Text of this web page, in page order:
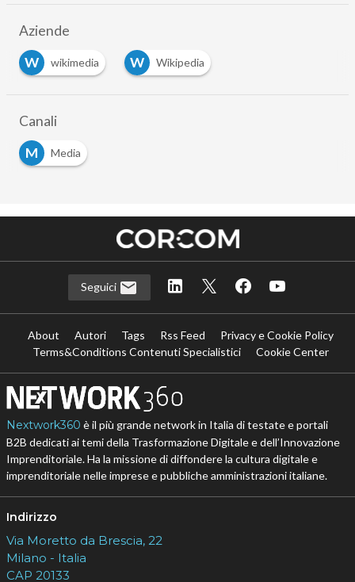
Aziende
W
wikimedia W Wikipedia
Canali
M
Media
Seguici
About Autori Tags Rss Feed
Privacy e Cookie Policy
Terms&Conditions Contenuti Specialistici
Cookie Center
Nextwork360 è il più grande network in Italia di testate e portali
B2B dedicati ai temi della Trasformazione Digitale e dell’Innovazione
Imprenditoriale. Ha la missione di diffondere la cultura digitale e
imprenditoriale nelle imprese e pubbliche amministrazioni italiane.
Indirizzo
Via Moretto da Brescia, 22
Milano - Italia
CAP 20133